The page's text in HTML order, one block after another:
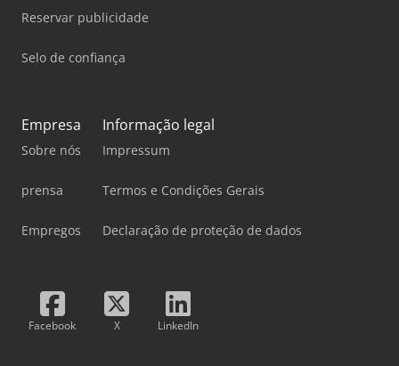
Reservar publicidade
Selo de confiança
Empresa
Sobre nós
prensa
Empregos
Informação legal
Impressum
Termos e Condições Gerais
Declaração de proteção de dados
Facebook X LinkedIn